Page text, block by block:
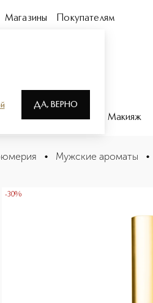
ДА, ВЕРНО
Магазины Покупателям
Парфюмерия Макияж
KARAGOZ Духи
• Мужские ароматы •
-30%